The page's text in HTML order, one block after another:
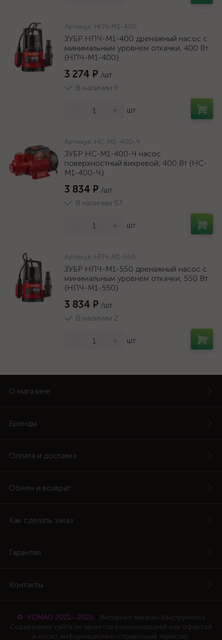
Артикул: НПЧ-М1-400
ЗУБР НПЧ-М1-400 дренажный насос с
минимальным уровнем откачки, 400 Вт
{НПЧ-М1-400}
3 274 ₽ /шт
В наличии 9
+ шт
Артикул: НС-М1-400-Ч
ЗУБР НС-М1-400-Ч насос
поверхностный вихревой, 400 Вт {НС-
М1-400-Ч}
3 834 ₽ /шт
В наличии 57
+ шт
Артикул: НПЧ-М1-550
ЗУБР НПЧ-М1-550 дренажный насос с
минимальным уровнем откачки, 550 Вт
{НПЧ-М1-550}
3 834 ₽ /шт
В наличии 2
+ шт
О магазине
Бренды
Оплата и доставка
Обмен и возврат
Как сделать заказ
Гарантия
Контакты
© VOMAG 2021—2026
Интернет-магазин Инструмента
Содержание сайта не является рекомендацией или офертой
и носит информационно-справочный характер.